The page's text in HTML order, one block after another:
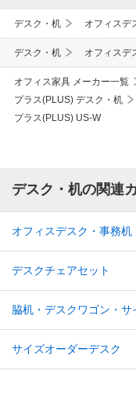
デスク・机 オフィスデ
デスク・机 オフィスデ
オフィス家具 メーカー一覧
プラス(PLUS) デスク・机
プラス(PLUS) US-W
デスク・机の関連
オフィスデスク・事務机
デスクチェアセット
脇机・デスクワゴン・
サイズオーダーデスク